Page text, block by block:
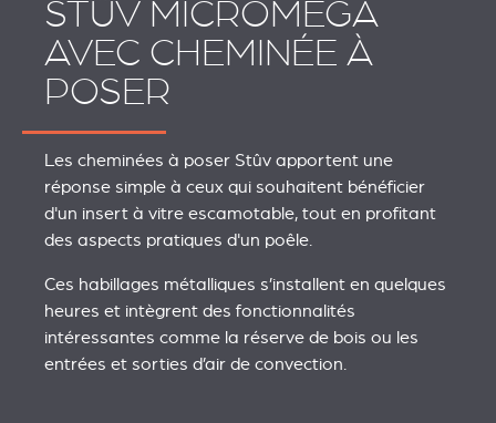
STÛV MICROMEGA
AVEC CHEMINÉE À
POSER
Les cheminées à poser Stûv apportent une
réponse simple à ceux qui souhaitent bénéficier
d'un insert à vitre escamotable, tout en profitant
des aspects pratiques d'un poêle.
Ces habillages métalliques s’installent en quelques
heures et intègrent des fonctionnalités
intéressantes comme la réserve de bois ou les
entrées et sorties d’air de convection.